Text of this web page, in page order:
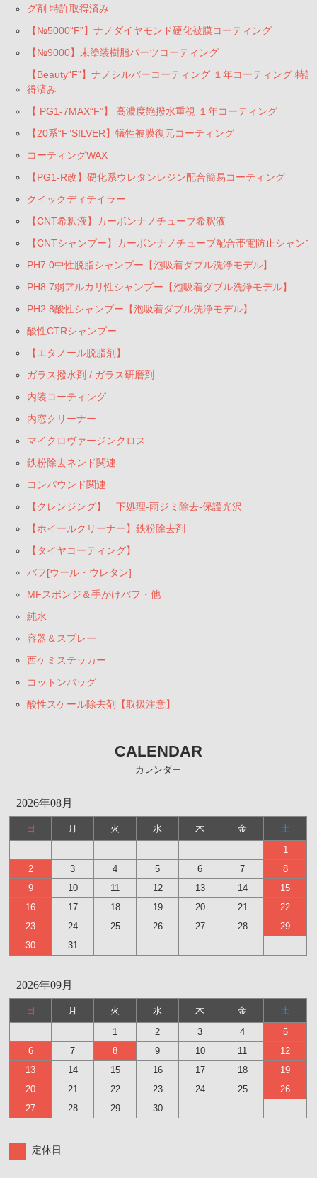
グ剤 特許取得済み
【№5000“F”】ナノダイヤモンド硬化被膜コーティング
【№9000】未塗装樹脂パーツコーティング
【Beauty“F”】ナノシルバーコーティング １年コーティング 特
得済み
【 PG1-7MAX“F”】 高濃度艶撥水重視 １年コーティング
【20系“F”SILVER】犠牲被膜復元コーティング
コーティングWAX
【PG1-R改】硬化系ウレタンレジン配合簡易コーティング
クイックディテイラー
【CNT希釈液】カーボンナノチューブ希釈液
【CNTシャンプー】カーボンナノチューブ配合帯電防止シャン
PH7.0中性脱脂シャンプー【泡吸着ダブル洗浄モデル】
PH8.7弱アルカリ性シャンプー【泡吸着ダブル洗浄モデル】
PH2.8酸性シャンプー【泡吸着ダブル洗浄モデル】
酸性CTRシャンプー
【エタノール脱脂剤】
ガラス撥水剤 / ガラス研磨剤
内装コーティング
内窓クリーナー
マイクロヴァージンクロス
鉄粉除去ネンド関連
コンパウンド関連
【クレンジング】 下処理-雨ジミ除去-保護光沢
【ホイールクリーナー】鉄粉除去剤
【タイヤコーティング】
バフ[ウール・ウレタン]
MFスポンジ＆手がけバフ・他
純水
容器＆スプレー
西ケミステッカー
コットンバッグ
酸性スケール除去剤【取扱注意】
CALENDAR
カレンダー
2026年08月
日 月 火 水 木 金
土
1
2
3 4 5 6 7
8
9
10 11 12 13 14
15
16
17 18 19 20 21
22
23
24 25 26 27 28
29
30
31
2026年09月
日 月 火 水 木 金
土
1
2 3 4
5
6
7 8 9 10 11
12
13
14 15 16 17 18
19
20
21 22 23 24 25
26
27
28 29 30
定休日